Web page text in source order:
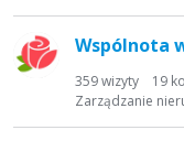
Wspólnota
359wizyty 19
Zarządzanie